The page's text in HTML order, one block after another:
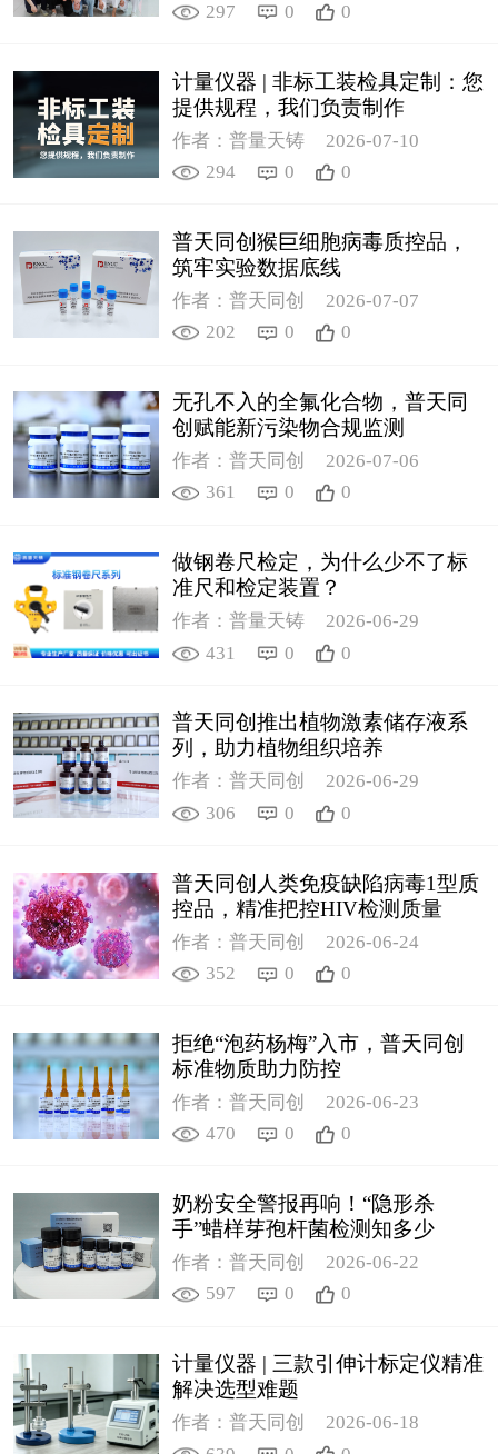
297
0 0
计量仪器 | 非标工装检具定制：您
提供规程，我们负责制作
作者：普量天铸
2026-07-10
294
0 0
普天同创猴巨细胞病毒质控品，
筑牢实验数据底线
作者：普天同创
2026-07-07
202
0 0
无孔不入的全氟化合物，普天同
创赋能新污染物合规监测
作者：普天同创
2026-07-06
361
0 0
做钢卷尺检定，为什么少不了标
准尺和检定装置？
作者：普量天铸
2026-06-29
431
0 0
普天同创推出植物激素储存液系
列，助力植物组织培养
作者：普天同创
2026-06-29
306
0 0
普天同创人类免疫缺陷病毒1型质
控品，精准把控HIV检测质量
作者：普天同创
2026-06-24
352
0 0
拒绝“泡药杨梅”入市，普天同创
标准物质助力防控
作者：普天同创
2026-06-23
470
0 0
奶粉安全警报再响！“隐形杀
手”蜡样芽孢杆菌检测知多少
作者：普天同创
2026-06-22
597
0 0
计量仪器 | 三款引伸计标定仪精准
解决选型难题
作者：普天同创
2026-06-18